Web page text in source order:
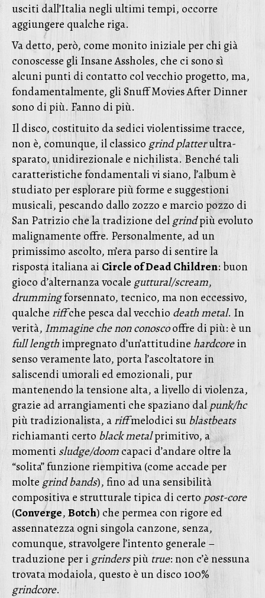
usciti dall’Italia negli ultimi tempi, occorre
aggiungere qualche riga.
Va detto, però, come monito iniziale per chi già
conoscesse gli Insane Assholes, che ci sono sì
alcuni punti di contatto col vecchio progetto, ma,
fondamentalmente, gli Snuff Movies After Dinner
sono di più. Fanno di più.
Il disco, costituito da sedici violentissime tracce,
non è, comunque, il classico grind platterultra-
sparato, unidirezionale e nichilista. Benché tali
caratteristiche fondamentali vi siano, l’album è
studiato per esplorare più forme e suggestioni
musicali, pescando dallo zozzo e marcio pozzo di
San Patrizio che la tradizione delgrindpiù evoluto
malignamente offre. Personalmente, ad un
primissimo ascolto, m’era parso di sentire la
risposta italiana ai Circle of Dead Children: buon
gioco d’alternanza vocale guttural/scream,
drummingforsennato, tecnico, ma non eccessivo,
qualche riffche pesca dal vecchio death metal. In
verità, Immagine che non conoscooffre di più: è un
full lengthimpregnato d’un’attitudinehardcorein
senso veramente lato, porta l’ascoltatore in
saliscendi umorali ed emozionali, pur
mantenendo la tensione alta, a livello di violenza,
grazie ad arrangiamenti che spaziano dalpunk/hc
più tradizionalista, ariffmelodici sublastbeats
richiamanti certo black metalprimitivo, a
momenti sludge/doomcapaci d’andare oltre la
“solita” funzione riempitiva (come accade per
molte grind bands), fino ad una sensibilità
compositiva e strutturale tipica di certo post-core
(Converge,Botch) che permea con rigore ed
assennatezza ogni singola canzone, senza,
comunque, stravolgere l’intento generale –
traduzione per i grinderspiù true: non c’è nessuna
trovata modaiola, questo è un disco 100%
grindcore.